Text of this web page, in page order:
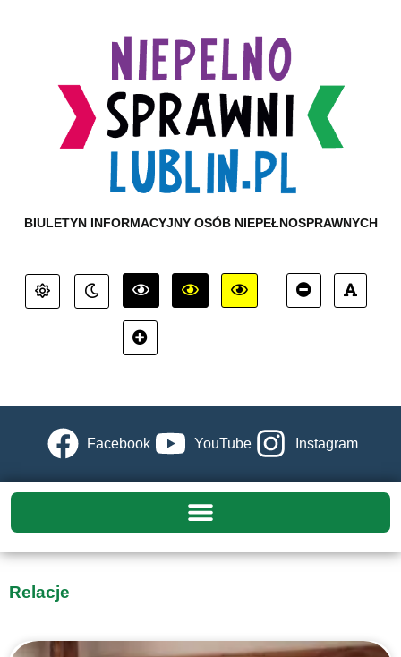
BIULETYN INFORMACYJNY OSÓB NIEPEŁNOSPRAWNYCH
Facebook YouTube Instagram
Relacje